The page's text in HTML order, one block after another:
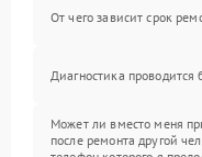
От чего зависит срок
Диагностика проводится
Может ли вместо меня
после ремонта другой